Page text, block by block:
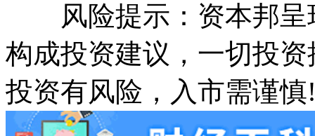
风险提示：资本邦呈
构成投资建议，一切投
投资有风险，入市需谨慎